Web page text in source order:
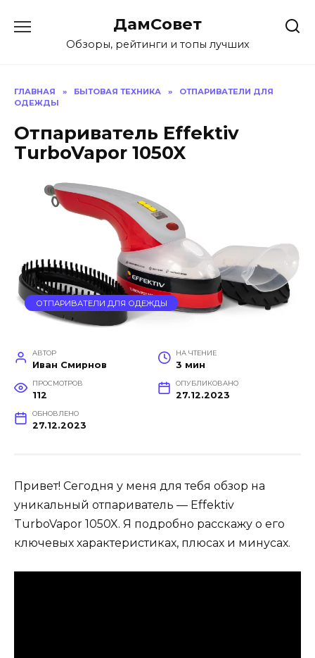
содержанию
ДамСовет
Обзоры, рейтинги и топы лучших
ГЛАВНАЯ » БЫТОВАЯ ТЕХНИКА »
ОТПАРИВАТЕЛИ ДЛЯ
ОДЕЖДЫ
Отпариватель Effektiv
TurboVapor 1050X
ОТПАРИВАТЕЛИ ДЛЯ ОДЕЖДЫ
АВТОР
Иван Смирнов
НА ЧТЕНИЕ
3 мин
ПРОСМОТРОВ
112
ОПУБЛИКОВАНО
27.12.2023
ОБНОВЛЕНО
27.12.2023
Привет! Сегодня у меня для тебя обзор на
уникальный отпариватель — Effektiv
TurboVapor 1050X. Я подробно расскажу о его
ключевых характеристиках, плюсах и минусах.